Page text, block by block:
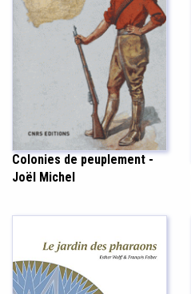
Colonies de peuplement -
Joël Michel